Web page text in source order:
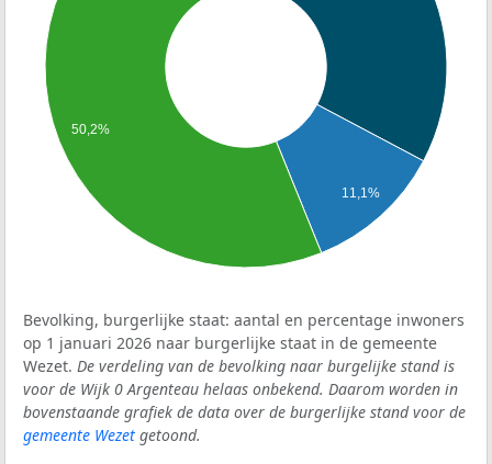
11,1%
50,2%
Bevolking, burgerlijke staat: aantal en percentage inwoners
op 1 januari 2026 naar burgerlijke staat in de gemeente
Wezet. De verdeling van de bevolking naar burgelijke stand is
voor de Wijk 0 Argenteau helaas onbekend. Daarom worden in
bovenstaande grafiek de data over de burgerlijke stand voor de
gemeente Wezet getoond.